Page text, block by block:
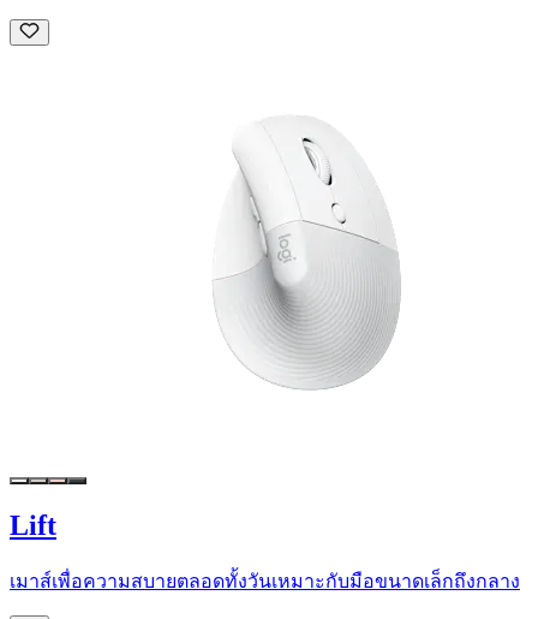
Lift
เมาส์เพื่อความสบายตลอดทั้งวันเหมาะกับมือขนาดเล็กถึงกลาง